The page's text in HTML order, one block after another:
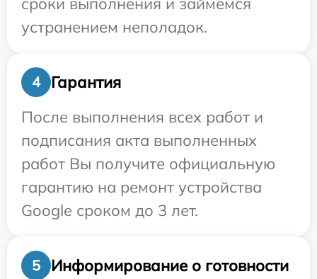
устранением неполадок.
4
Гарантия
После выполнения всех работ и
подписания акта выполненных
работ Вы получите официальную
гарантию на ремонт устройства
Google сроком до 3 лет.
5
Информирование о готовности